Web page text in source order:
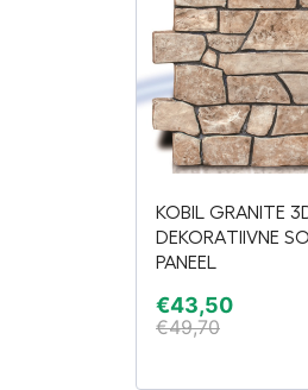
KOBIL GRANITE
DEKORATIIVNE
PANEEL
€43,50
€49,70